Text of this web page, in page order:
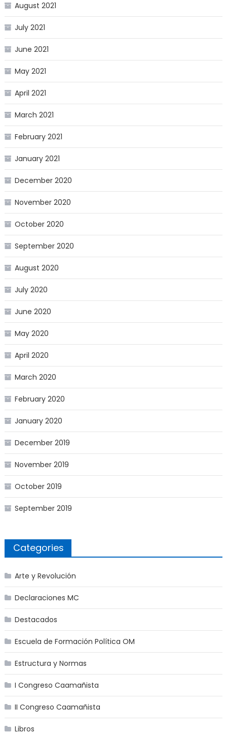
August 2021
July 2021
June 2021
May 2021
April 2021
March 2021
February 2021
January 2021
December 2020
November 2020
October 2020
September 2020
August 2020
July 2020
June 2020
May 2020
April 2020
March 2020
February 2020
January 2020
December 2019
November 2019
October 2019
September 2019
Categories
Arte y Revolución
Declaraciones MC
Destacados
Escuela de Formación Política OM
Estructura y Normas
I Congreso Caamañista
II Congreso Caamañista
Libros